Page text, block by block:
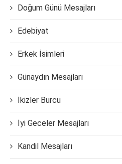
Doğum Günü Mesajları
Edebiyat
Erkek İsimleri
Günaydın Mesajları
İkizler Burcu
İyi Geceler Mesajları
Kandil Mesajları